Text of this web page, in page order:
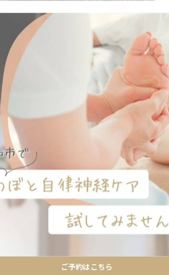
すか？
い」が込められているんです。
、なかなか変わりきらないのが現実です。
ご予約はこちら